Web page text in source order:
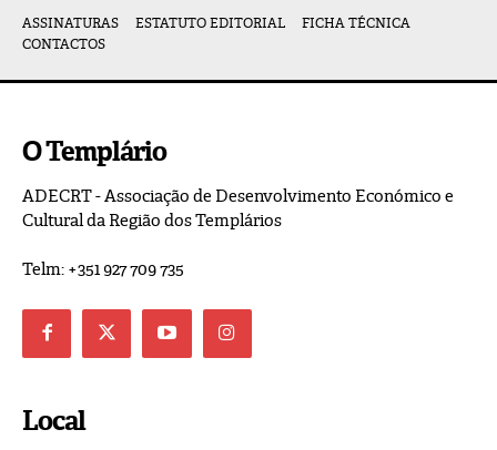
ASSINATURAS ESTATUTO EDITORIAL
FICHA TÉCNICA
CONTACTOS
O Templário
ADECRT - Associação de Desenvolvimento Económico e
Cultural da Região dos Templários
Telm: +351 927 709 735
Local